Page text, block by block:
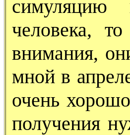
симуляцию
человека,
внимания,
мной в
очень
получения